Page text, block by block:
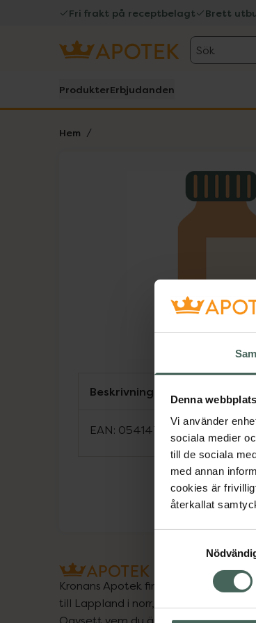
Denna
Vi använder
sociala medier
till de sociala
med annan
cookies är
återkallat
Fri frakt på receptbelagt Brett
Sök
ProdukterErbjudanden
Hem
Lista: . Innehåller 1
Beskrivning
EAN: 05414736058702
Kronans Apotek finns här för dig. Du
till Lappland i norr, och online i
Oavsett vem du är så är det vårt